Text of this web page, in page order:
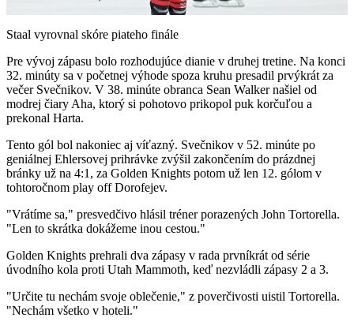
Video
Staal vyrovnal skóre piateho finále
Pre vývoj zápasu bolo rozhodujúce dianie v druhej tretine. Na konci
32. minúty sa v početnej výhode spoza kruhu presadil prvýkrát za
večer Svečnikov. V 38. minúte obranca Sean Walker našiel od
modrej čiary Aha, ktorý si pohotovo prikopol puk korčuľou a
prekonal Harta.
Tento gól bol nakoniec aj víťazný. Svečnikov v 52. minúte po
geniálnej Ehlersovej prihrávke zvýšil zakončením do prázdnej
bránky už na 4:1, za Golden Knights potom už len 12. gólom v
tohtoročnom play off Dorofejev.
"Vrátíme sa," presvedčivo hlásil tréner porazených John Tortorella.
"Len to skrátka dokážeme inou cestou."
Golden Knights prehrali dva zápasy v rada prvníkrát od série
úvodního kola proti Utah Mammoth, keď nezvládli zápasy 2 a 3.
"Určite tu nechám svoje oblečenie," z poverčivosti uistil Tortorella.
"Nechám všetko v hoteli."